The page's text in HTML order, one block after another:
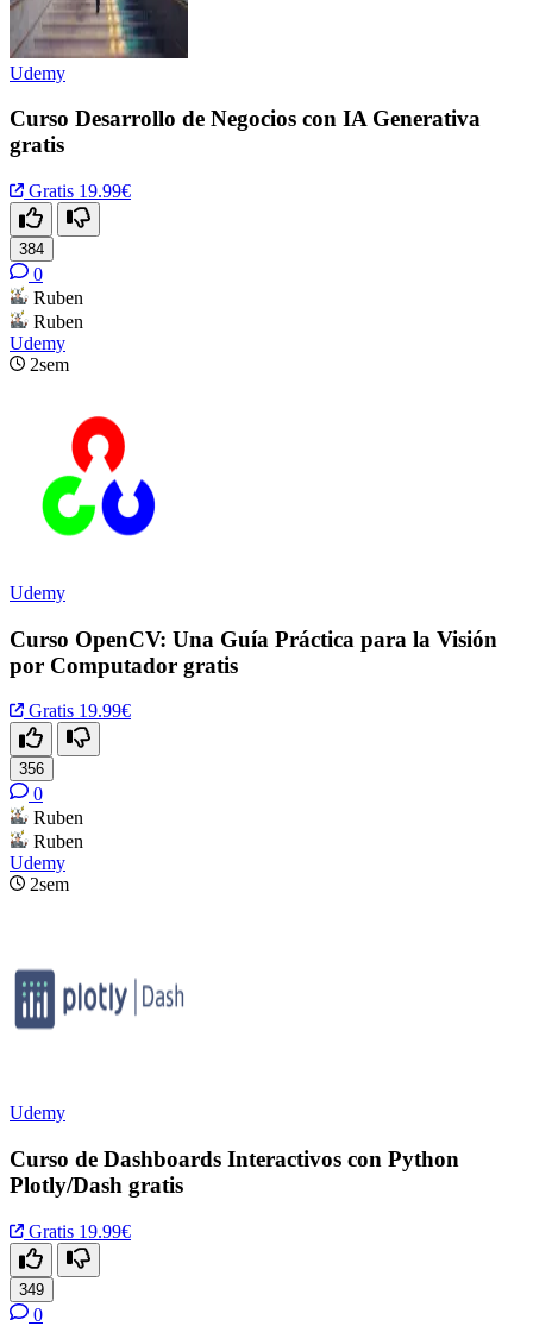
Udemy
Curso Desarrollo de Negocios con IA Generativa
gratis
Gratis 19.99€
384
0
Ruben
Ruben
Udemy
2sem
Udemy
Curso OpenCV: Una Guía Práctica para la Visión
por Computador gratis
Gratis 19.99€
356
0
Ruben
Ruben
Udemy
2sem
Udemy
Curso de Dashboards Interactivos con Python
Plotly/Dash gratis
Gratis 19.99€
349
0